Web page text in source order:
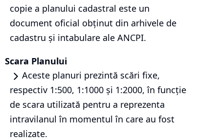
copie a planului cadastral este un
document oficial obținut din arhivele de
cadastru și intabulare ale ANCPI.
Scara Planului
Aceste planuri prezintă scări fixe,
respectiv 1:500, 1:1000 și 1:2000, în funcție
de scara utilizată pentru a reprezenta
intravilanul în momentul în care au fost
realizate.